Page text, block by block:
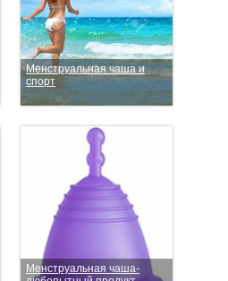
Менструальная чаша и
спорт
Менструальная чаша-